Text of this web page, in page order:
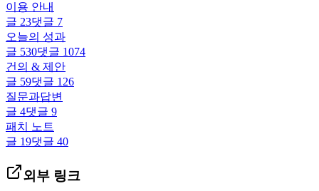
이용 안내
글 23댓글 7
오늘의 성과
글 530댓글 1074
건의 & 제안
글 59댓글 126
질문과답변
글 4댓글 9
패치 노트
글 19댓글 40
외부 링크